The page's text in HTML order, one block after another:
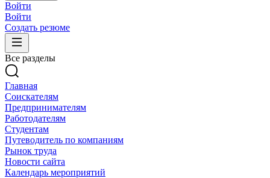
Войти
Войти
Создать резюме
Все разделы
Главная
Соискателям
Предпринимателям
Работодателям
Студентам
Путеводитель по компаниям
Рынок труда
Новости сайта
Календарь мероприятий